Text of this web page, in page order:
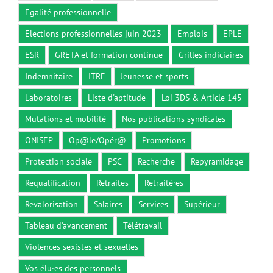
Egalité professionnelle
Elections professionnelles juin 2023
Emplois
EPLE
ESR
GRETA et formation continue
Grilles indiciaires
Indemnitaire
ITRF
Jeunesse et sports
Laboratoires
Liste d'aptitude
Loi 3DS & Article 145
Mutations et mobilité
Nos publications syndicales
ONISEP
Op@le/Opér@
Promotions
Protection sociale
PSC Recherche
Repyramidage
Requalification
Retraites
Retraité·es
Revalorisation
Salaires Services
Supérieur
Tableau d'avancement
Télétravail
Violences sexistes et sexuelles
Vos élu·es des personnels